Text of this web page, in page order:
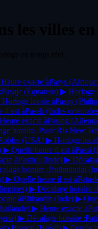
Heure exacte àParys (Afrique
Pasaje (Équateur) ▶ Horloge
Horloge locale àPasay
il est àPaseh (Indes
Heure exacte àPasing
horaire :Pasir Ris New
(USA) ▶ Horloge
▶ Quelle heure il est àPassi
àPasthal (Inde) ▶
horaire :Patāmundai
▶ Quelle heure il est à
▶ Décalage horaire :
àPāthardih (Inde) ▶
▶ Heure exacte à
▶ Décalage horaire :